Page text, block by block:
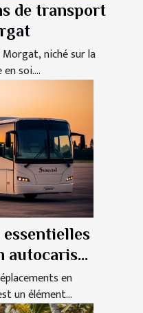
de transport
niché sur la
soi....
autocariste
sereins
en
un élément...